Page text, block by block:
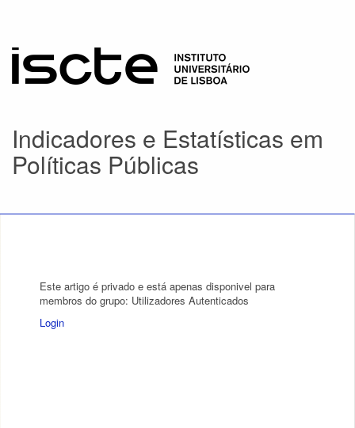
Indicadores e Estatísticas em
Políticas Públicas
Este artigo é privado e está apenas disponivel para
membros do grupo: Utilizadores Autenticados
Login